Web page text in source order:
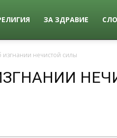
ЗА ЗДРАВИЕ
изгнании нечистой силы